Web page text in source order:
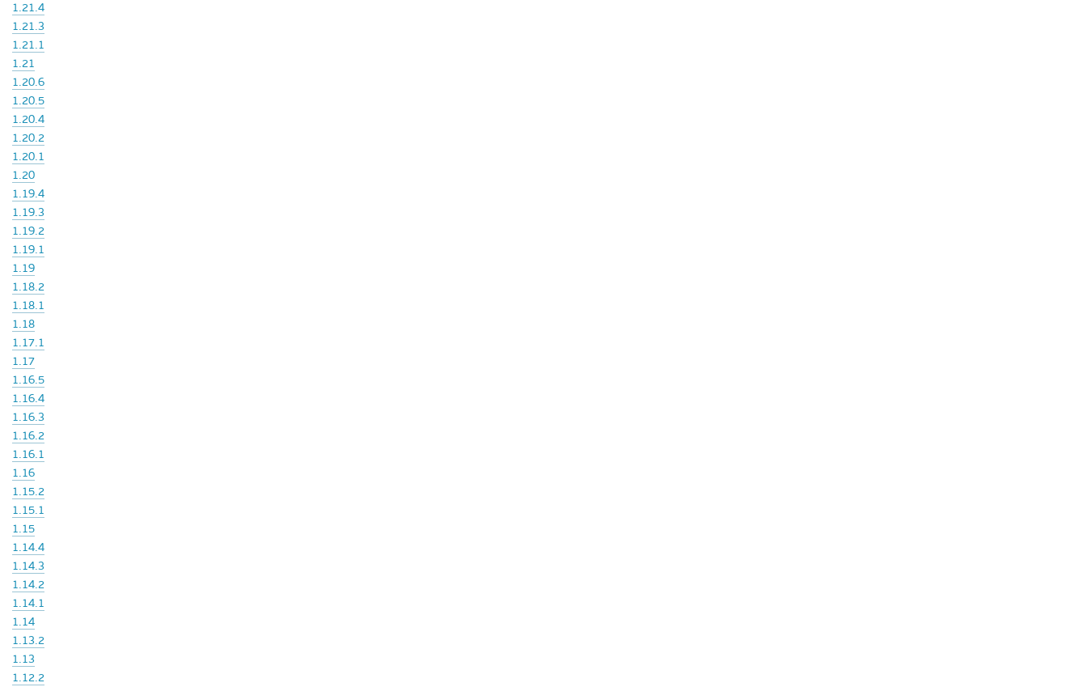
1.21.4
1.21.3
1.21.1
1.21
1.20.6
1.20.5
1.20.4
1.20.2
1.20.1
1.20
1.19.4
1.19.3
1.19.2
1.19.1
1.19
1.18.2
1.18.1
1.18
1.17.1
1.17
1.16.5
1.16.4
1.16.3
1.16.2
1.16.1
1.16
1.15.2
1.15.1
1.15
1.14.4
1.14.3
1.14.2
1.14.1
1.14
1.13.2
1.13
1.12.2